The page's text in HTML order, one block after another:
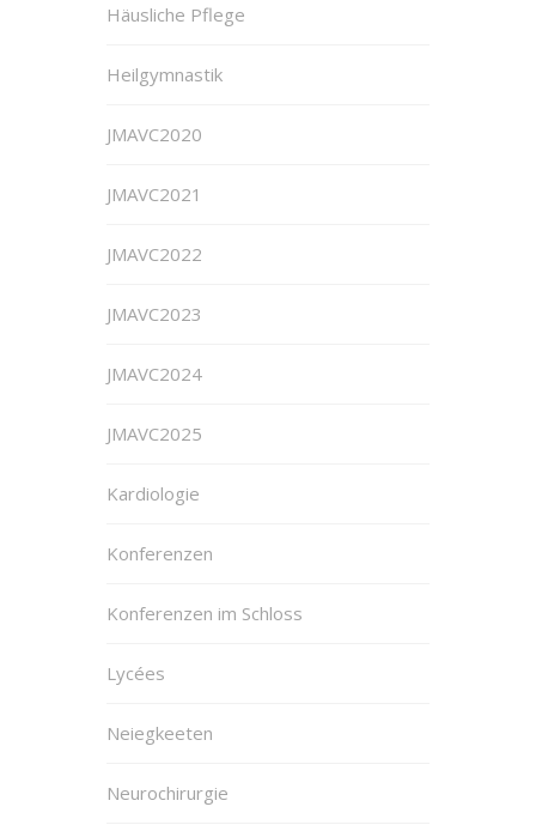
Häusliche Pflege
Heilgymnastik
JMAVC2020
JMAVC2021
JMAVC2022
JMAVC2023
JMAVC2024
JMAVC2025
Kardiologie
Konferenzen
Konferenzen im Schloss
Lycées
Neiegkeeten
Neurochirurgie